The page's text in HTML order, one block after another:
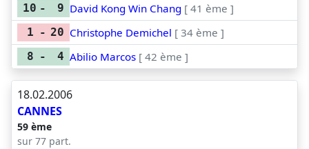
10 - 9 David Kong Win Chang [ 41 ème ]
1 - 20 Christophe Demichel [ 34 ème ]
8 - 4 Abilio Marcos [ 42 ème ]
18.02.2006
CANNES
59 ème
sur 77 part.